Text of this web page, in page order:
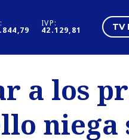
IVP:
42.129,81 TV
Negocios
Pura Mujer
a los